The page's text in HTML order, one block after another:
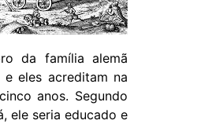
da família alemã
e eles acreditam na
anos. Segundo
ele seria educado e